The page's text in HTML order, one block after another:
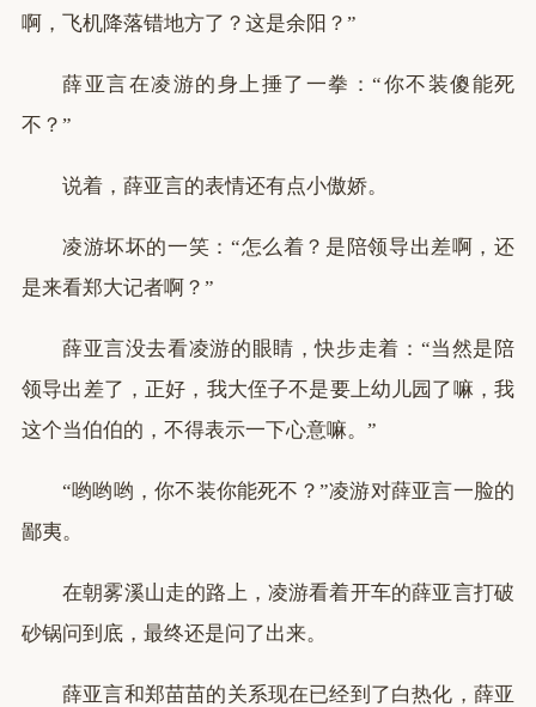
啊，飞机降落错地方了？这是余阳？”
薛亚言在凌游的身上捶了一拳：“你不装傻能死
不？”
说着，薛亚言的表情还有点小傲娇。
凌游坏坏的一笑：“怎么着？是陪领导出差啊，还
是来看郑大记者啊？”
薛亚言没去看凌游的眼睛，快步走着：“当然是陪
领导出差了，正好，我大侄子不是要上幼儿园了嘛，我
这个当伯伯的，不得表示一下心意嘛。”
“哟哟哟，你不装你能死不？”凌游对薛亚言一脸的
鄙夷。
在朝雾溪山走的路上，凌游看着开车的薛亚言打破
砂锅问到底，最终还是问了出来。
薛亚言和郑苗苗的关系现在已经到了白热化，薛亚